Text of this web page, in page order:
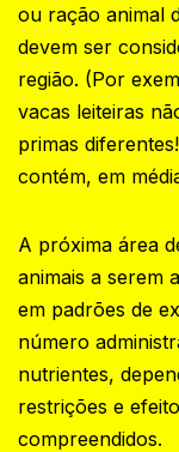
ou ração animal
devem ser
região. (Por
vacas leiteiras
primas
contém, em
A próxima área
animais a serem
em padrões de
número
nutrientes,
restrições e
compreendidos.